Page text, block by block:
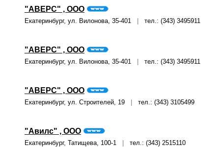
"АВЕРС" , ООО
Екатеринбург, ул. Вилонова, 35-401 тел.: (343) 3495911
"АВЕРС" , ООО
Екатеринбург, ул. Вилонова, 35-401 тел.: (343) 3495911
"АВЕРС" , ООО
Екатеринбург, ул. Строителей, 19 тел.: (343) 3105499
"Авилс" , ООО
Екатеринбург, Татищева, 100-1 тел.: (343) 2515110